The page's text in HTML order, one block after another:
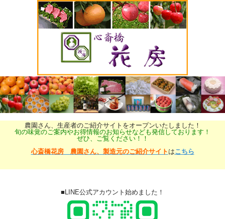
農園さん、生産者のご紹介サイトをオープンいたしました！
旬の味覚のご案内やお得情報のお知らせなども発信しております！
ぜひ、ご覧ください！！
心斎橋花房 農園さん、製造元のご紹介サイト はこちら
■LINE公式アカウント始めました！